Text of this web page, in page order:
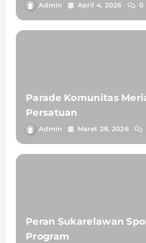
Admin April 4, 2026 0
Parade Komunitas
Persatuan
Admin Maret 28, 2026
Peran Sukarelawan
Program